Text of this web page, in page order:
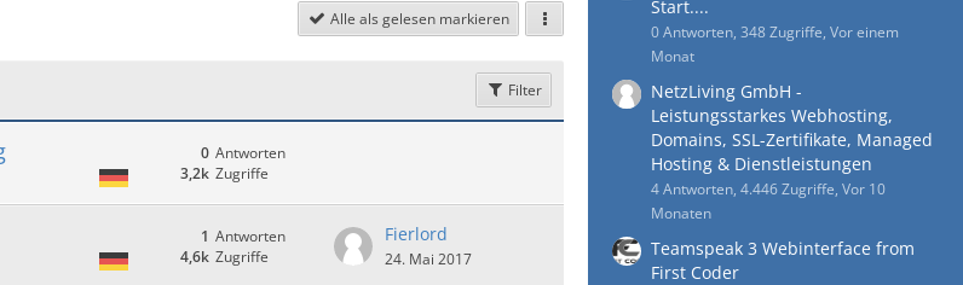
Alle als gelesen markieren
Filter
Antworten
0
Zugriffe
3,2k
Antworten
1
Zugriffe
4,6k
Fierlord
24. Mai 2017
Start....
0 Antworten, 348 Zugriffe, Vor einem
Monat
NetzLiving GmbH -
Leistungsstarkes Webhosting,
Domains, SSL-Zertifikate, Managed
Hosting & Dienstleistungen
4 Antworten, 4.446 Zugriffe, Vor 10
Monaten
Teamspeak 3 Webinterface from
First Coder